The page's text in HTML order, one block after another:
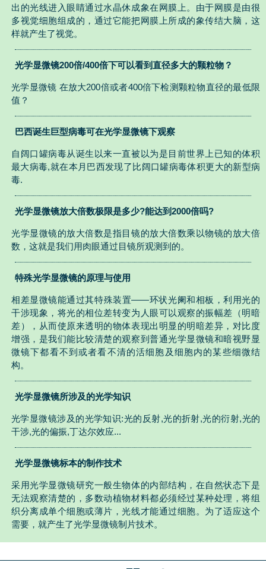
出的光线进入眼睛通过水晶休成象在网膜上。由于网膜是由很
多视觉细胞组成的，通过它能把网膜上所成的象传结大脑，这
样就产生了视觉。
光学显微镜200倍/400倍下可以看到直径多大的颗粒物？
光学显微镜 在放大200倍或者400倍下检测颗粒物直径的最低限
值？
巴西诞生巨型病毒可在光学显微镜下观察
自阔口罐病毒从诞生以来一直被以为是目前世界上已知的体积
最大病毒,就在本月巴西发现了比阔口罐病毒体积更大的新型病
毒.
光学显微镜放大倍数极限是多少?能达到2000倍吗?
光学显微镜的放大倍数是指目镜的放大倍数乘以物镜的放大倍
数，这就是我们用肉眼通过目镜所观测到的。
特殊光学显微镜的原理与使用
相差显微镜能通过其特殊装置——环状光阑和相板，利用光的
干涉现象，将光的相位差转变为人眼可以观察的振幅差（明暗
差），从而使原来透明的物体表现出明显的明暗差异，对比度
增强，是我们能比较清楚的观察到普通光学显微镜和暗视野显
微镜下都看不到或者看不清的活细胞及细胞内的某些细微结
构。
光学显微镜所涉及的光学知识
光学显微镜涉及的光学知识:光的反射,光的折射,光的衍射,光的
干涉,光的偏振,丁达尔效应...
光学显微镜标本的制作技术
采用光学显微镜研究一般生物体的内部结构，在自然状态下是
无法观察清楚的，多数动植物材料都必须经过某种处理，将组
织分离成单个细胞或薄片，光线才能通过细胞。为了适应这个
需要，就产生了光学显微镜制片技术。